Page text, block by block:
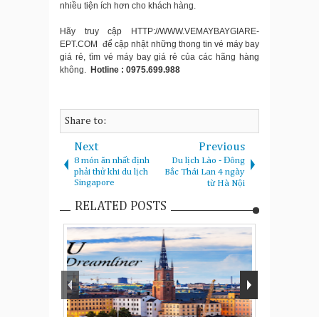
nhiều tiện ích hơn cho khách hàng.
Hãy truy cập HTTP://WWW.VEMAYBAYGIARE-
EPT.COM để cập nhật những thong tin vé máy bay
giá rẻ, tìm vé máy bay giá rẻ của các hãng hàng
không. Hotline : 0975.699.988
Share to:
Next
8 món ăn nhất định
phải thử khi du lịch
Singapore
Previous
Du lịch Lào - Đông
Bắc Thái Lan 4 ngày
từ Hà Nội
RELATED POSTS